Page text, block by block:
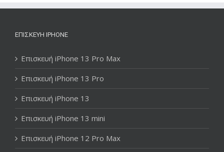
ΕΠΙΣΚΕΥΉ IPHONE
Επισκευή iPhone 13 Pro Max
Επισκευή iPhone 13 Pro
Επισκευή iPhone 13
Επισκευή iPhone 13 mini
Επισκευή iPhone 12 Pro Max